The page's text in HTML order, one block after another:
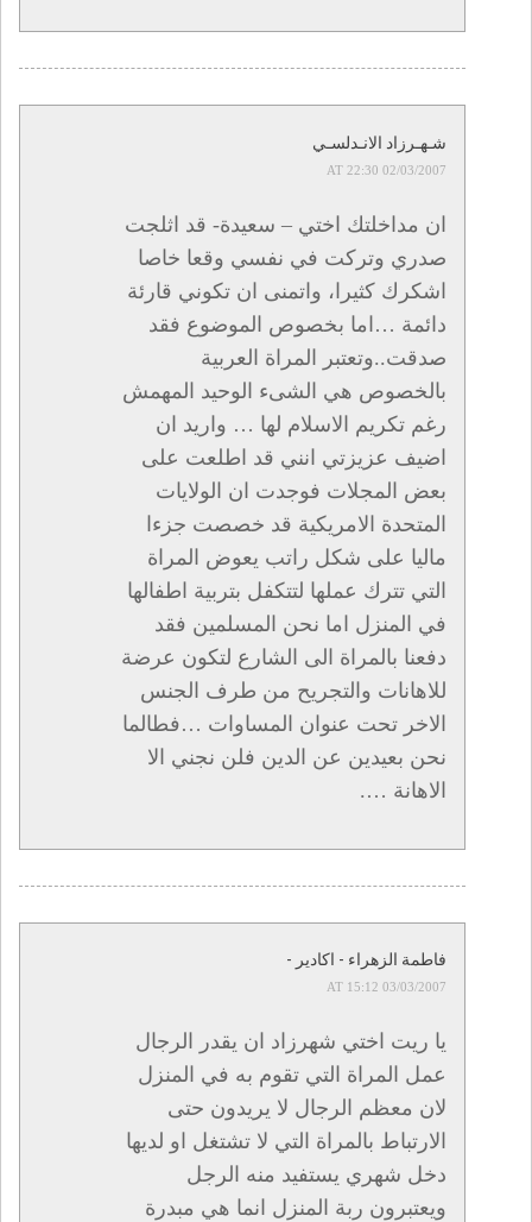
شـهـرزاد الانـدلسـي
02/03/2007 AT 22:30
ان مداخلتك اختي – سعيدة- قد اثلجت
صدري وتركت في نفسي وقعا خاصا
اشكرك كثيرا، واتمنى ان تكوني قارئة
دائمة …اما بخصوص الموضوع فقد
صدقت..وتعتبر المراة العربية
بالخصوص هي الشىء الوحيد المهمش
رغم تكريم الاسلام لها … واريد ان
اضيف عزيزتي انني قد اطلعت على
بعض المجلات فوجدت ان الولايات
المتحدة الامريكية قد خصصت جزءا
ماليا على شكل راتب يعوض المراة
التي تترك عملها لتتكفل بتربية اطفالها
في المنزل اما نحن المسلمين فقد
دفعنا بالمراة الى الشارع لتكون عرضة
للاهانات والتجريح من طرف الجنس
الاخر تحت عنوان المساوات …فطالما
نحن بعيدين عن الدين فلن نجني الا
الاهانة ….
فاطمة الزهراء - اكادير -
03/03/2007 AT 15:12
يا ريت اختي شهرزاد ان يقدر الرجال
عمل المراة التي تقوم به في المنزل
لان معظم الرجال لا يريدون حتى
الارتباط بالمراة التي لا تشتغل او لديها
دخل شهري يستفيد منه الرجل
ويعتبرون ربة المنزل انما هي مبدرة